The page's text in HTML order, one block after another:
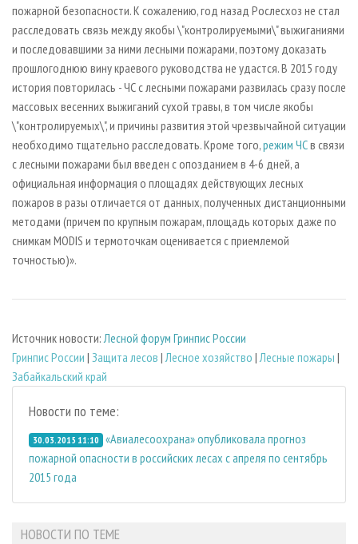
пожарной безопасности. К сожалению, год назад Рослесхоз не стал
расследовать связь между якобы \"контролируемыми\" выжиганиями
и последовавшими за ними лесными пожарами, поэтому доказать
прошлогоднюю вину краевого руководства не удастся. В 2015 году
история повторилась - ЧС с лесными пожарами развилась сразу после
массовых весенних выжиганий сухой травы, в том числе якобы
\"контролируемых\", и причины развития этой чрезвычайной ситуации
необходимо тщательно расследовать. Кроме того,режим ЧСв связи
с лесными пожарами был введен с опозданием в 4-6 дней, а
официальная информация о площадях действующих лесных
пожаров в разы отличается от данных, полученных дистанционными
методами (причем по крупным пожарам, площадь которых даже по
снимкам MODIS и термоточкам оценивается с приемлемой
точностью)».
Источник новости:Лесной форум Гринпис России
Гринпис России | Защита лесов |Лесное хозяйство |Лесные пожары |
Забайкальский край
Новости по теме:
30.03.2015 11:10 «Авиалесоохрана» опубликовала прогноз
пожарной опасности в российских лесах с апреля по сентябрь
2015 года
НОВОСТИ ПО ТЕМЕ